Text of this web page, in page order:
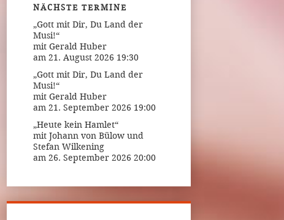
NÄCHSTE TERMINE
„Gott mit Dir, Du Land der
Musi!“
mit Gerald Huber
am 21. August 2026 19:30
„Gott mit Dir, Du Land der
Musi!“
mit Gerald Huber
am 21. September 2026 19:00
„Heute kein Hamlet“
mit Johann von Bülow und
Stefan Wilkening
am 26. September 2026 20:00